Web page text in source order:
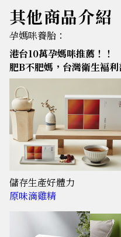
其他商品介紹
孕媽咪養胎：
港台10萬孕媽咪推薦！！
肥B不肥媽，台灣衛生褔
儲存生產好體力
原味滴雞精